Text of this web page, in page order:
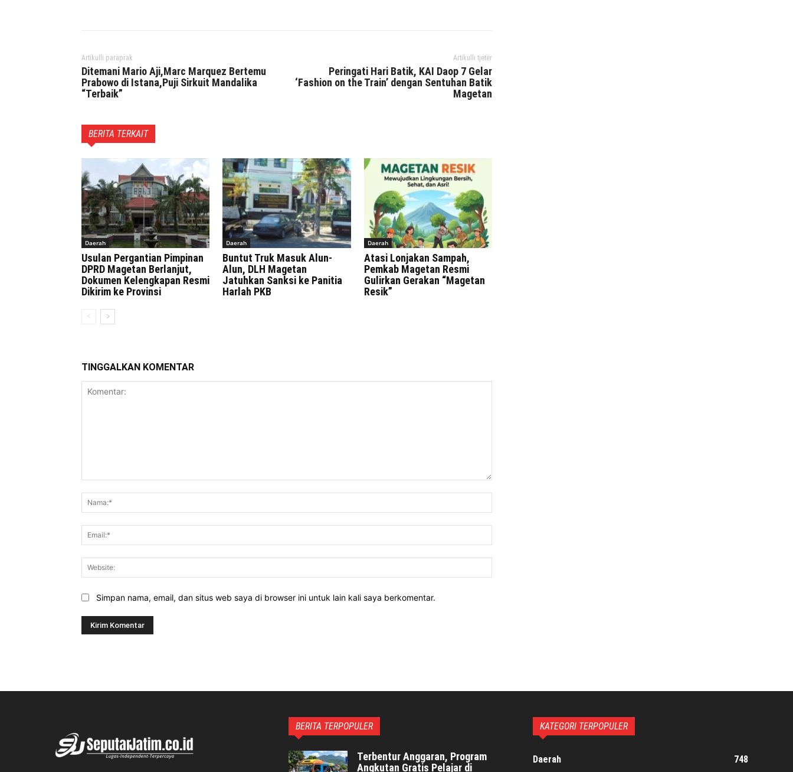
Artikulli paraprak
Ditemani Mario Aji,Marc Marquez Bertemu
Prabowo di Istana,Puji Sirkuit Mandalika
“Terbaik”
Artikulli tjetër
Peringati Hari Batik, KAI Daop 7 Gelar
‘Fashion on the Train’ dengan Sentuhan Batik
Magetan
BERITA TERKAIT
Daerah
Usulan Pergantian Pimpinan
DPRD Magetan Berlanjut,
Dokumen Kelengkapan Resmi
Dikirim ke Provinsi
Daerah
Buntut Truk Masuk Alun-
Alun, DLH Magetan
Jatuhkan Sanksi ke Panitia
Harlah PKB
Daerah
Atasi Lonjakan Sampah,
Pemkab Magetan Resmi
Gulirkan Gerakan “Magetan
Resik”
TINGGALKAN KOMENTAR
Simpan nama, email, dan situs web saya di browser ini untuk lain kali saya berkomentar.
BERITA TERPOPULER
Terbentur Anggaran, Program
Angkutan Gratis Pelajar di
KATEGORI TERPOPULER
Daerah
748